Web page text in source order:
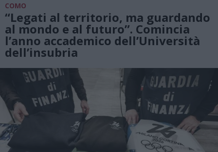
COMO
“Legati al territorio, ma guardando
al mondo e al futuro”. Comincia
l’anno accademico dell’Università
dell’insubria